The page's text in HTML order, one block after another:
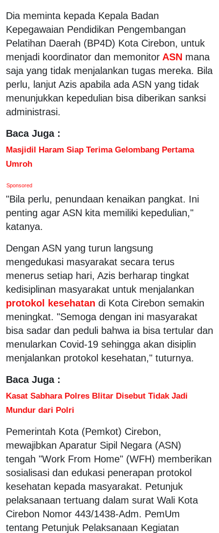
Dia meminta kepada Kepala Badan
Kepegawaian Pendidikan Pengembangan
Pelatihan Daerah (BP4D) Kota Cirebon, untuk
menjadi koordinator dan memonitor ASN mana
saja yang tidak menjalankan tugas mereka. Bila
perlu, lanjut Azis apabila ada ASN yang tidak
menunjukkan kepedulian bisa diberikan sanksi
administrasi.
Baca Juga :
Masjidil Haram Siap Terima Gelombang Pertama
Umroh
Sponsored
"Bila perlu, penundaan kenaikan pangkat. Ini
penting agar ASN kita memiliki kepedulian,"
katanya.
Dengan ASN yang turun langsung
mengedukasi masyarakat secara terus
menerus setiap hari, Azis berharap tingkat
kedisiplinan masyarakat untuk menjalankan
protokol kesehatan di Kota Cirebon semakin
meningkat. "Semoga dengan ini masyarakat
bisa sadar dan peduli bahwa ia bisa tertular dan
menularkan Covid-19 sehingga akan disiplin
menjalankan protokol kesehatan," tuturnya.
Baca Juga :
Kasat Sabhara Polres Blitar Disebut Tidak Jadi
Mundur dari Polri
Pemerintah Kota (Pemkot) Cirebon,
mewajibkan Aparatur Sipil Negara (ASN)
tengah "Work From Home" (WFH) memberikan
sosialisasi dan edukasi penerapan protokol
kesehatan kepada masyarakat. Petunjuk
pelaksanaan tertuang dalam surat Wali Kota
Cirebon Nomor 443/1438-Adm. PemUm
tentang Petunjuk Pelaksanaan Kegiatan